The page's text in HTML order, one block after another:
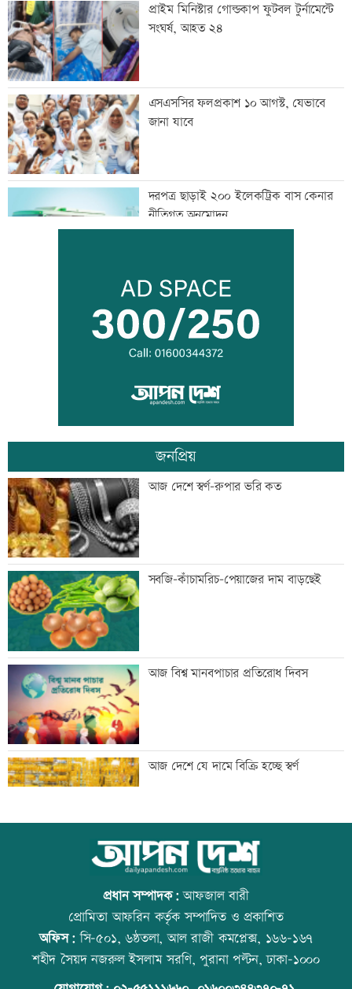
প্রাইম মিনিস্টার গোল্ডকাপ ফুটবল টুর্নামেন্টে
সংঘর্ষ, আহত ২৪
এসএসসির ফলপ্রকাশ ১০ আগস্ট, যেভাবে
জানা যাবে
দরপত্র ছাড়াই ২০০ ইলেকট্রিক বাস কেনার
নীতিগত অনুমোদন
তনু হত্যার আসামি সাবেক সেনাসদস্য
হাফিজুরকে আত্মসমর্পণের নির্দেশ
দুদকের মামলায় ঢাকা ব্যাংকের ৪ কর্মকর্তার
কারাদণ্ড
জিয়াউর রহমান দেশে প্রথম সবুজ বিপ্লবের
ডাক দিয়েছিলেন: পরিবেশমন্ত্রী
প্রথম শ্রেণিতে ভর্তি লটারিতে
মেঘনার ভাঙনরোধে জিও ব্যাগ প্রকল্পে
অনিয়ম, এলাকাবাসীর মানববন্ধন
বাংলাদেশি পাঁচ হাজার কৃষি শ্রমিক নেবে
ওমান
স্বর্ণ খাতকে আনুষ্ঠানিক কাঠামোয় আনছে
সরকার, মতামত চাইল মন্ত্রণালয়
গবেষণা-দক্ষতা উন্নয়নে বাংলাদেশ-অস্ট্রেলিয়ার
নতুন উদ্যোগ
জনপ্রিয়
আজ দেশে স্বর্ণ-রুপার ভরি কত
সবজি-কাঁচামরিচ-পেয়াজের দাম বাড়ছেই
আজ বিশ্ব মানবপাচার প্রতিরোধ দিবস
আজ দেশে যে দামে বিক্রি হচ্ছে স্বর্ণ
আজ বিশ্ব বন্ধু দিবস
প্রতিমন্ত্রীকে ঘিরে ভাইরাল ভিডিওতে ছবি
জুড়ে অপপ্রচার: এলিন
প্রধান সম্পাদক:আফজাল বারী
প্রোমিতা আফরিন কর্তৃক সম্পাদিত ও প্রকাশিত
অফিস:সি-৫০১, ৬ষ্ঠতলা, আল রাজী কমপ্লেক্স, ১৬৬-১৬৭
শহীদ সৈয়দ নজরুল ইসলাম সরণি, পুরানা পল্টন, ঢাকা-১০০০